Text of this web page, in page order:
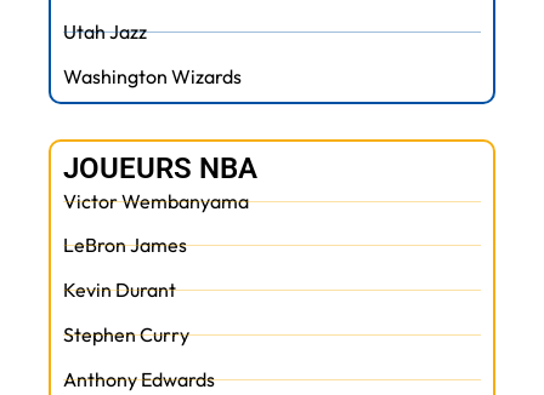
Utah Jazz
Washington Wizards
JOUEURS NBA
Victor Wembanyama
LeBron James
Kevin Durant
Stephen Curry
Anthony Edwards